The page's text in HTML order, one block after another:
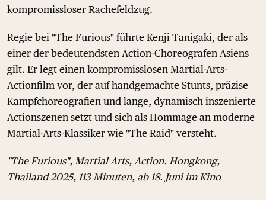
kompromissloser Rachefeldzug.
Regie bei "The Furious" führte Kenji Tanigaki, der als
einer der bedeutendsten Action-Choreografen Asiens
gilt. Er legt einen kompromisslosen Martial-Arts-
Actionfilm vor, der auf handgemachte Stunts, präzise
Kampfchoreografien und lange, dynamisch inszenierte
Actionszenen setzt und sich als Hommage an moderne
Martial-Arts-Klassiker wie "The Raid" versteht.
"The Furious", Martial Arts, Action. Hongkong,
Thailand 2025, 113 Minuten, ab 18. Juni im Kino